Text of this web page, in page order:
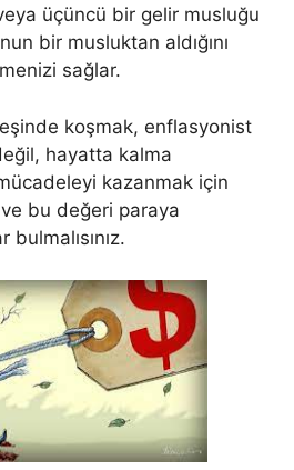
üçüncü bir gelir musluğu
bir musluktan aldığını
sağlar.
koşmak, enflasyonist
hayatta kalma
kazanmak için
bu değeri paraya